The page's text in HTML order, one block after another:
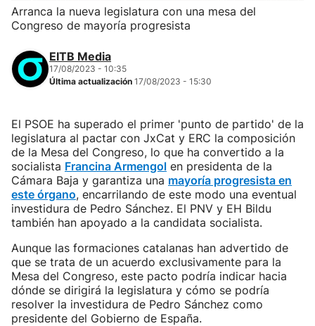
Arranca la nueva legislatura con una mesa del
Congreso de mayoría progresista
EITB Media
17/08/2023 - 10:35
Última actualización 17/08/2023 - 15:30
El PSOE ha superado el primer 'punto de partido' de la
legislatura al pactar con JxCat y ERC la composición
de la Mesa del Congreso, lo que ha convertido a la
socialista Francina Armengol en presidenta de la
Cámara Baja y garantiza una mayoría progresista en
este órgano, encarrilando de este modo una eventual
investidura de Pedro Sánchez. El PNV y EH Bildu
también han apoyado a la candidata socialista.
Aunque las formaciones catalanas han advertido de
que se trata de un acuerdo exclusivamente para la
Mesa del Congreso, este pacto podría indicar hacia
dónde se dirigirá la legislatura y cómo se podría
resolver la investidura de Pedro Sánchez como
presidente del Gobierno de España.